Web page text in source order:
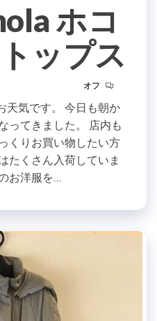
ホコ
ップス
オフ
天気です。 今日も朝か
ってきました。 店内も
くりお買い物したい方
たくさん入荷していま
お洋服を…